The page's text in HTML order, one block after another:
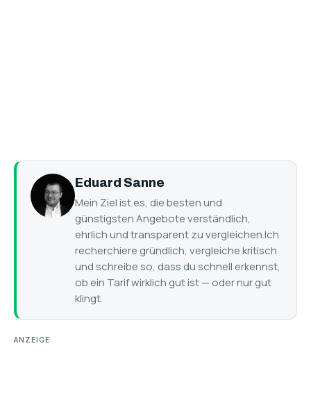
Eduard Sanne
Mein Ziel ist es, die besten und
günstigsten Angebote verständlich,
ehrlich und transparent zu vergleichen.Ich
recherchiere gründlich, vergleiche kritisch
und schreibe so, dass du schnell erkennst,
ob ein Tarif wirklich gut ist — oder nur gut
klingt.
ANZEIGE